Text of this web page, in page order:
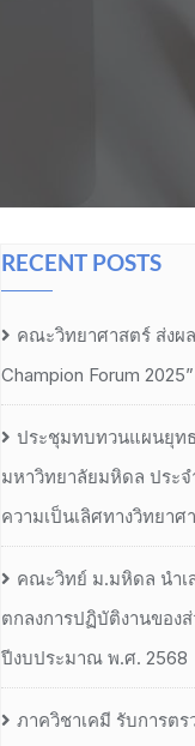
RECENT POSTS
คณะวิทยาศาสตร์ ส่งผล
Champion Forum 2025”
ประชุมทบทวนแผนยุท
มหาวิทยาลัยมหิดล ประ
ความเป็นเลิศทางวิทยาศ
คณะวิทย์ ม.มหิดล นำเ
ตกลงการปฏิบัติงานของ
ปีงบประมาณ พ.ศ. 2568
ภาควิชาเคมี รับการต